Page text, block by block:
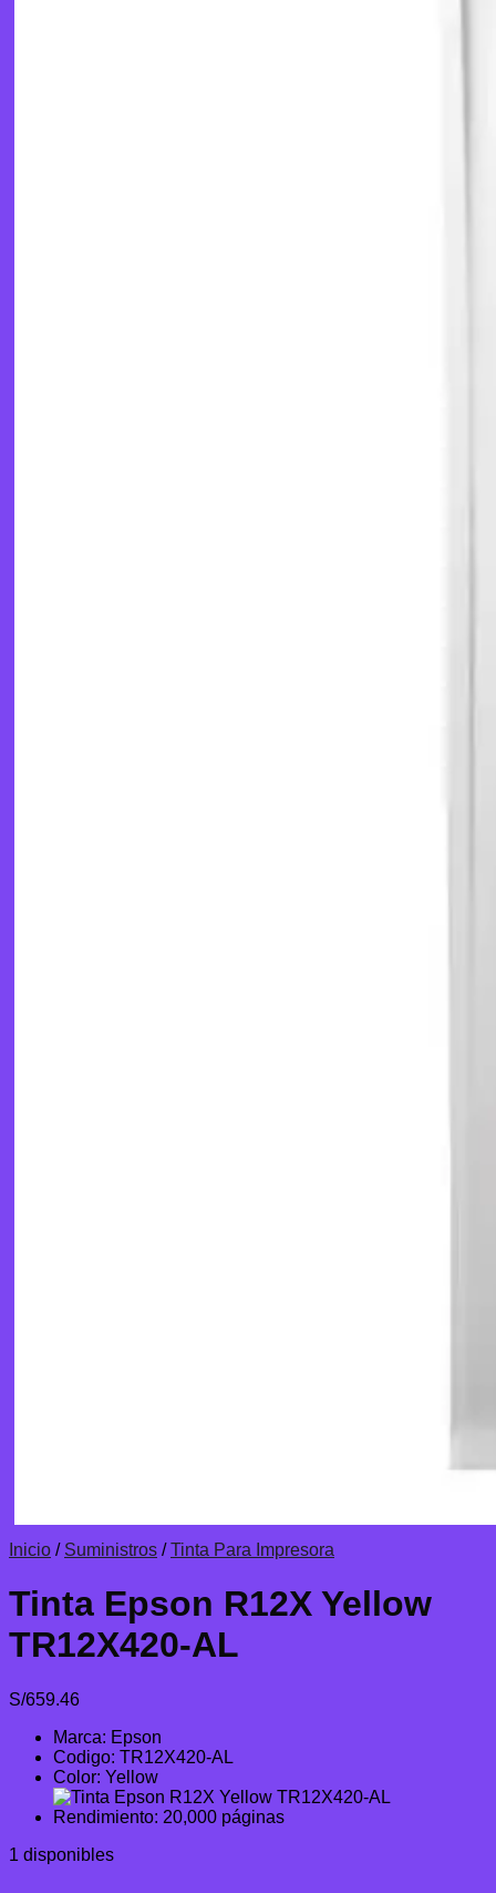
Inicio / Suministros / Tinta Para Impresora
Tinta Epson R12X Yellow
TR12X420-AL
S/659.46
Marca: Epson
Codigo: TR12X420-AL
Color: Yellow
Rendimiento: 20,000 páginas
1 disponibles